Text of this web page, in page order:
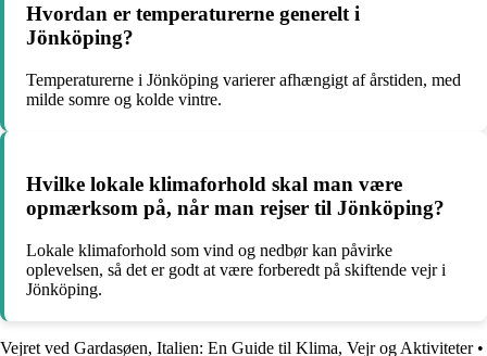
Hvordan er temperaturerne generelt i
Jönköping?
Temperaturerne i Jönköping varierer afhængigt af årstiden, med
milde somre og kolde vintre.
Hvilke lokale klimaforhold skal man være
opmærksom på, når man rejser til Jönköping?
Lokale klimaforhold som vind og nedbør kan påvirke
oplevelsen, så det er godt at være forberedt på skiftende vejr i
Jönköping.
Vejret ved Gardasøen, Italien: En Guide til Klima, Vejr og Aktiviteter•